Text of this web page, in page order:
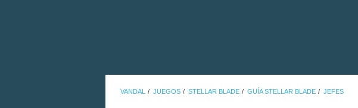
VANDAL JUEGOS STELLAR BLADE GUÍA STELLAR BLADE JEFES